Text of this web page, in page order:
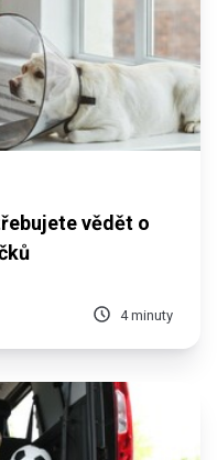
vědět o
4 minuty